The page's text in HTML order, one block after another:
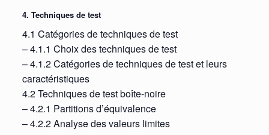
4. Techniques de test
4.1 Catégories de techniques de test
– 4.1.1 Choix des techniques de test
– 4.1.2 Catégories de techniques de test et leurs
caractéristiques
4.2 Techniques de test boîte-noire
– 4.2.1 Partitions d’équivalence
– 4.2.2 Analyse des valeurs limites